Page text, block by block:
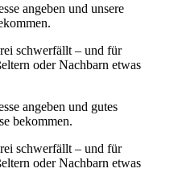
angeben und unsere
schwerfällt – und für
oder Nachbarn etwas
angeben und gutes
bekommen.
schwerfällt – und für
oder Nachbarn etwas